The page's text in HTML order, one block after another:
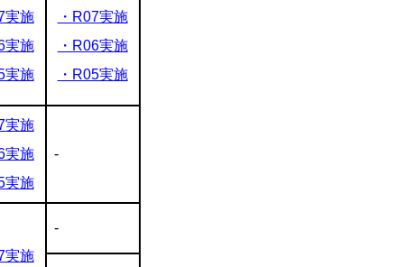
実施
実施
実施
・R07実施
・R06実施
・R05実施
実施
実施
実施
-
実施
-